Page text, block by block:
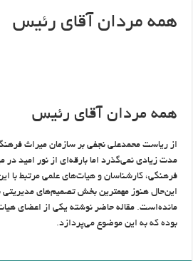
همه مردان آقای رئیس
همه مردان آقای رئیس
از ریاست محمدعلی نجفی بر سازمان میراث
مدت زیادی نمی‌گذرد اما بارقه‌ای از نور امید در
فرهنگی، کارشناسان و هیات‌های علمی مرتبط با
این‌حال هنوز مهمترین بخش تصمیم‌های مدیریتی
مانده‌است. مقاله حاضر نوشته یکی از اعضای
بوده که به این موضوع می‌پردازد.